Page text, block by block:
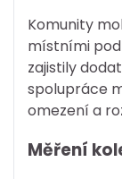
Komunity
místními
zajistily
spolupráce
omezení a
Měření